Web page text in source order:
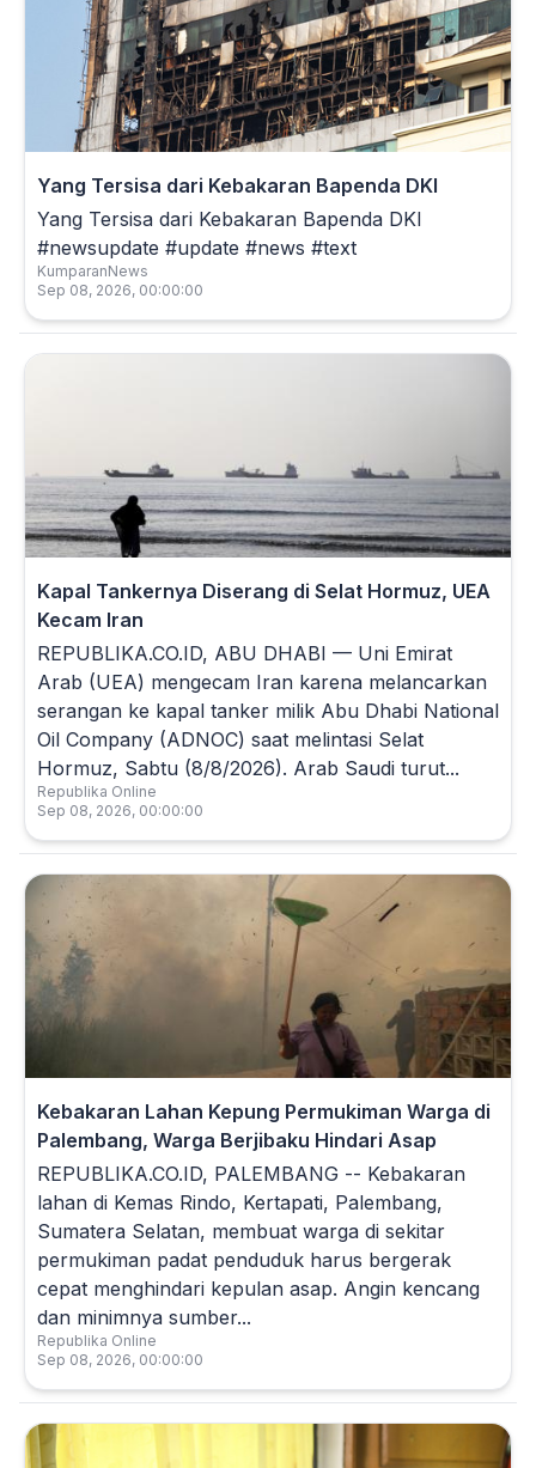
Yang Tersisa dari Kebakaran Bapenda DKI
Yang Tersisa dari Kebakaran Bapenda DKI
#newsupdate #update #news #text
KumparanNews
Sep 08, 2026, 00:00:00
Kapal Tankernya Diserang di Selat Hormuz, UEA
Kecam Iran
REPUBLIKA.CO.ID, ABU DHABI — Uni Emirat
Arab (UEA) mengecam Iran karena melancarkan
serangan ke kapal tanker milik Abu Dhabi National
Oil Company (ADNOC) saat melintasi Selat
Hormuz, Sabtu (8/8/2026). Arab Saudi turut...
Republika Online
Sep 08, 2026, 00:00:00
Kebakaran Lahan Kepung Permukiman Warga di
Palembang, Warga Berjibaku Hindari Asap
REPUBLIKA.CO.ID, PALEMBANG -- Kebakaran
lahan di Kemas Rindo, Kertapati, Palembang,
Sumatera Selatan, membuat warga di sekitar
permukiman padat penduduk harus bergerak
cepat menghindari kepulan asap. Angin kencang
dan minimnya sumber...
Republika Online
Sep 08, 2026, 00:00:00